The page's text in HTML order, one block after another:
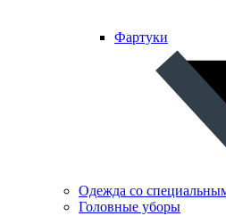
Фартуки
Одежда со
Головные уборы